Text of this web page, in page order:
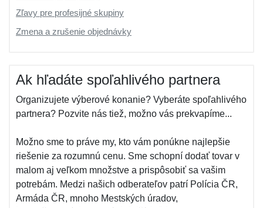
Zľavy pre profesijné skupiny
Zmena a zrušenie objednávky
Ak hľadáte spoľahlivého partnera
Organizujete výberové konanie? Vyberáte spoľahlivého
partnera? Pozvite nás tiež, možno vás prekvapíme...
Možno sme to práve my, kto vám ponúkne najlepšie
riešenie za rozumnú cenu. Sme schopní dodať tovar v
malom aj veľkom množstve a prispôsobiť sa vašim
potrebám. Medzi našich odberateľov patrí Polícia ČR,
Armáda ČR, mnoho Mestských úradov,